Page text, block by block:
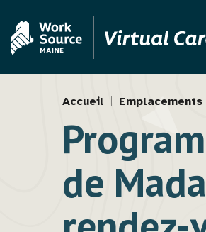
contenu
MVAJC
Fil
d'Ariane
Accueil Emplacements
de